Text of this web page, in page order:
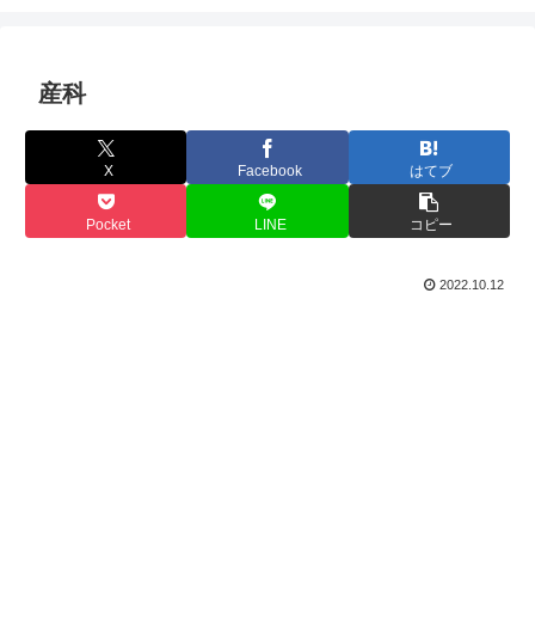
産科
X Facebook はてブ
Pocket LINE コピー
2022.10.12